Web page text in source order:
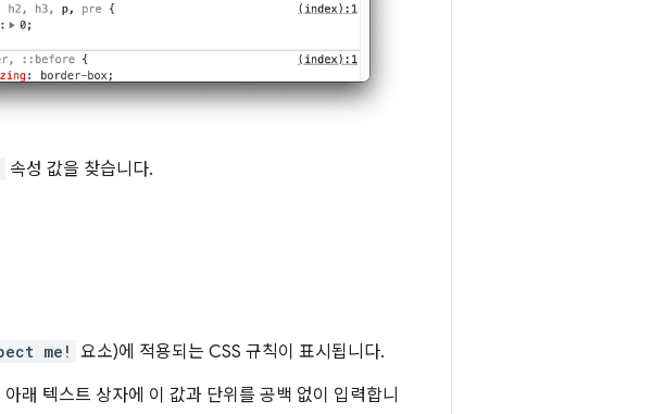
속성 값을 찾습니다.
me! 요소)에 적용되는 CSS 규칙이 표시됩니다.
래 텍스트 상자에 이 값과 단위를 공백 없이 입력합니